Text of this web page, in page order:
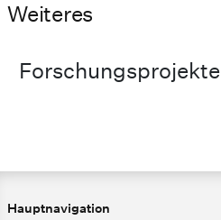
Weiteres
Forschungsprojekte
Hauptnavigation